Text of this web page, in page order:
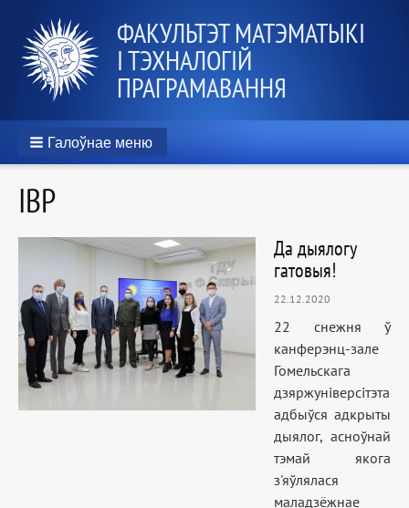
ФАКУЛЬТЭТ МАТЭМАТЫКІ
І ТЭХНАЛОГІЙ
ПРАГРАМАВАННЯ
Галоўнае меню
IВР
Да дыялогу
гатовыя!
22.12.2020
22 снежня ў
канферэнц-зале
Гомельскага
дзяржуніверсітэта
адбыўся адкрыты
дыялог, асноўнай
тэмай якога
з'яўлялася
маладзёжнае